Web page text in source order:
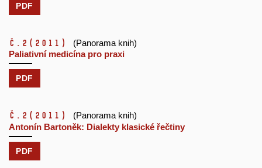
PDF
č.2 (2011)
(Panorama knih)
Paliativní medicína pro praxi
PDF
č.2 (2011)
(Panorama knih)
Antonín Bartoněk: Dialekty klasické řečtiny
PDF